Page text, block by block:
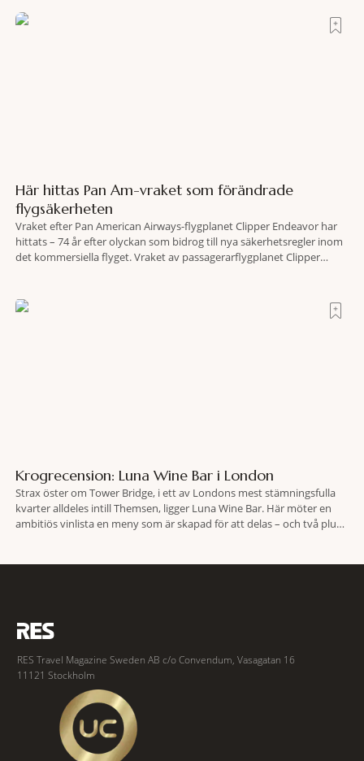
fler människor ska kunna promenera, motionera
Här hittas Pan Am-vraket som förändrade
flygsäkerheten
Vraket efter Pan American Airways-flygplanet Clipper Endeavor har
hittats – 74 år efter olyckan som bidrog till nya säkerhetsregler inom
det kommersiella flyget. Vraket av passagerarflygplanet Clipper
lokaliserades den 2 juni i år med hjälp
Krogrecension: Luna Wine Bar i London
Strax öster om Tower Bridge, i ett av Londons mest stämningsfulla
kvarter alldeles intill Themsen, ligger Luna Wine Bar. Här möter en
ambitiös vinlista en meny som är skapad för att delas – och två plus
RES Travel Magazine Sweden AB c/o Convendum, Vasagatan 16
11121 Stockholm